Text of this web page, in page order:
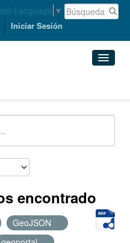
Language ▼
Iniciar Sesión
encontrado
GeoJSON